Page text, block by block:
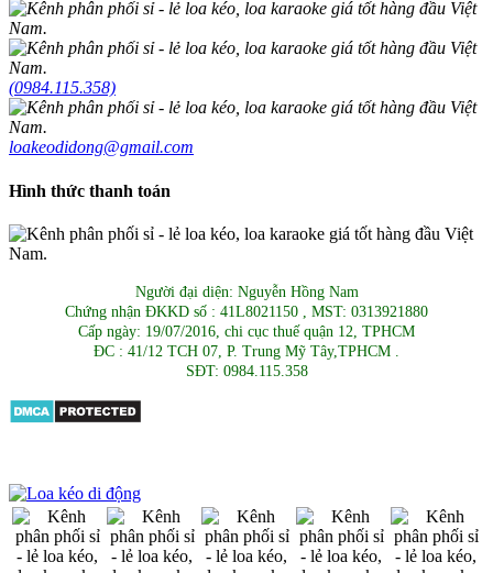
(0984.115.358)
loakeodidong@gmail.com
Hình thức thanh toán
Người đại diện: Nguyễn Hồng Nam
Chứng nhận ĐKKD số : 41L8021150 , MST: 0313921880
Cấp ngày: 19/07/2016, chi cục thuế quận 12, TPHCM
ĐC : 41/12 TCH 07, P. Trung Mỹ Tây,TPHCM .
SĐT: 0984.115.358